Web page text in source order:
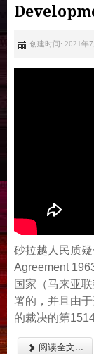
创建时间: 2021年7
砂拉越人民质
Agreement
国家（马来亚
署的，并且由
的裁决的第
阅读全文...